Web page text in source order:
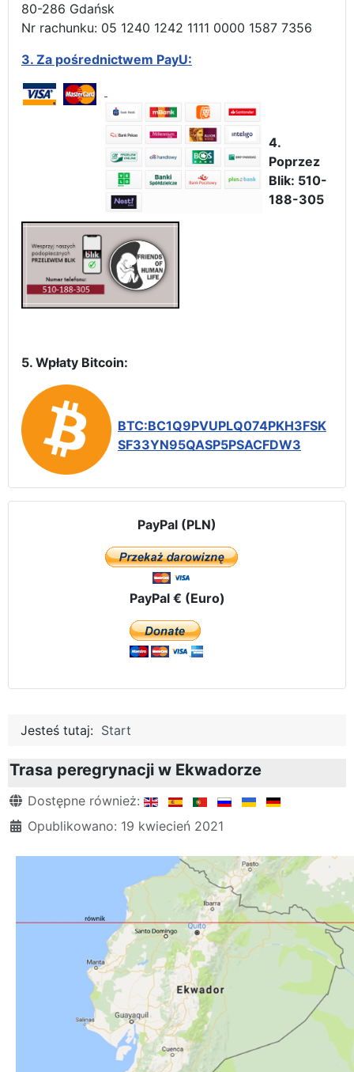
80-286 Gdańsk
Nr rachunku: 05 1240 1242 1111 0000 1587 7356
3. Za pośrednictwem PayU:
4.
Poprzez
Blik: 510-
188-305
5. Wpłaty Bitcoin:
BTC:BC1Q9PVUPLQ074PKH3FSK
SF33YN95QASP5PSACFDW3
PayPal (PLN)
PayPal € (Euro)
Jesteś tutaj: Start
Trasa peregrynacji w Ekwadorze
Szczegóły
Dostępne również:
Opublikowano: 19 kwiecień 2021